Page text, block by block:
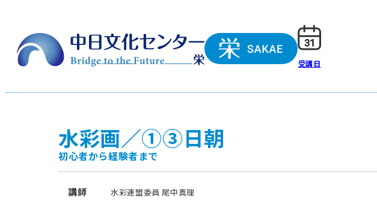
受講日
水彩画／①③日朝
初心者から経験者まで
講師 水彩連盟委員 尾中真理